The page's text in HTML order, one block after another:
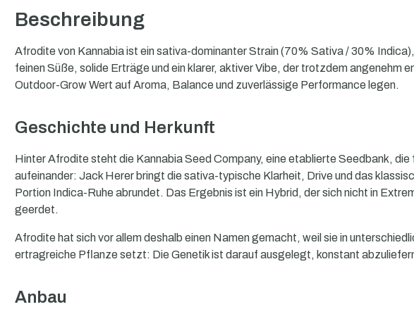
Beschreibung
Afrodite von Kannabia ist ein sativa-dominanter Strain (70% Sativa / 30%
feinen Süße, solide Erträge und ein klarer, aktiver Vibe, der trotzdem
Outdoor-Grow Wert auf Aroma, Balance und zuverlässige Performance legen.
Geschichte und Herkunft
Hinter Afrodite steht die Kannabia Seed Company, eine etablierte Seedbank,
aufeinander: Jack Herer bringt die sativa-typische Klarheit, Drive und das
Portion Indica-Ruhe abrundet. Das Ergebnis ist ein Hybrid, der sich nicht in
geerdet.
Afrodite hat sich vor allem deshalb einen Namen gemacht, weil sie in
ertragreiche Pflanze setzt: Die Genetik ist darauf ausgelegt, konstant
Anbau